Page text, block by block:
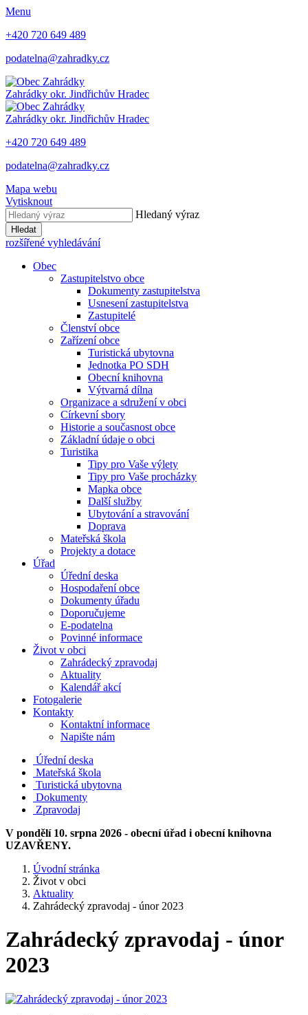
Menu
+420 720 649 489
podatelna@zahradky.cz
Zahrádky okr. Jindřichův Hradec
Zahrádky okr. Jindřichův Hradec
+420 720 649 489
podatelna@zahradky.cz
Mapa webu
Vytisknout
Hledaný výraz
Hledat
rozšířené vyhledávání
Obec
Zastupitelstvo obce
Dokumenty zastupitelstva
Usnesení zastupitelstva
Zastupitelé
Členství obce
Zařízení obce
Turistická ubytovna
Jednotka PO SDH
Obecní knihovna
Výtvarná dílna
Organizace a sdružení v obci
Církevní sbory
Historie a současnost obce
Základní údaje o obci
Turistika
Tipy pro Vaše výlety
Tipy pro Vaše procházky
Mapka obce
Další služby
Ubytování a stravování
Doprava
Mateřská škola
Projekty a dotace
Úřad
Úřední deska
Hospodaření obce
Dokumenty úřadu
Doporučujeme
E-podatelna
Povinné informace
Život v obci
Zahrádecký zpravodaj
Aktuality
Kalendář akcí
Fotogalerie
Kontakty
Kontaktní informace
Napište nám
Úřední deska
Mateřská škola
Turistická ubytovna
Dokumenty
Zpravodaj
V pondělí 10. srpna 2026 - obecní úřad i obecní knihovna
UZAVŘENY.
Úvodní stránka
Život v obci
Aktuality
Zahrádecký zpravodaj - únor 2023
Zahrádecký zpravodaj - únor
2023